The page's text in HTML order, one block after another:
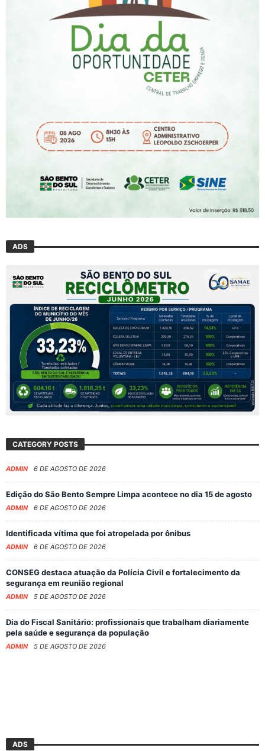
ADS
CATEGORY POSTS
ADMIN 6 DE AGOSTO DE 2026
Edição do São Bento Sempre Limpa acontece no dia 15 de agosto
ADMIN 6 DE AGOSTO DE 2026
Identificada vítima que foi atropelada por ônibus
ADMIN 6 DE AGOSTO DE 2026
CONSEG destaca atuação da Polícia Civil e fortalecimento da
segurança em reunião regional
ADMIN 5 DE AGOSTO DE 2026
Dia do Fiscal Sanitário: profissionais que trabalham diariamente
pela saúde e segurança da população
ADMIN 5 DE AGOSTO DE 2026
ADS